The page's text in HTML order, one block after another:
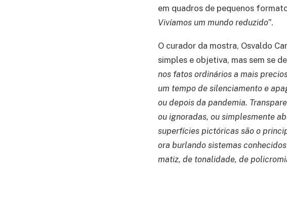
em quadros de pequenos
Vivíamos um mundo reduzido”.
O curador da mostra, Osvaldo
simples e objetiva, mas sem se
nos fatos ordinários a mais
um tempo de silenciamento e
ou depois da pandemia.
ou ignoradas, ou simplesmente
superfícies pictóricas são o
ora burlando sistemas
matiz, de tonalidade, de